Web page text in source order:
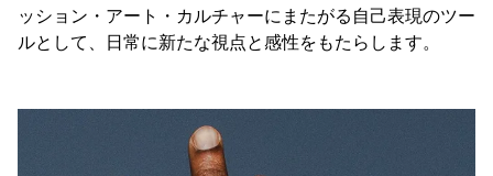
ッション・アート・カルチャーにまたがる自己表現のツー
ルとして、日常に新たな視点と感性をもたらします。